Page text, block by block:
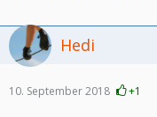
Hedi
10. September 2018 +1